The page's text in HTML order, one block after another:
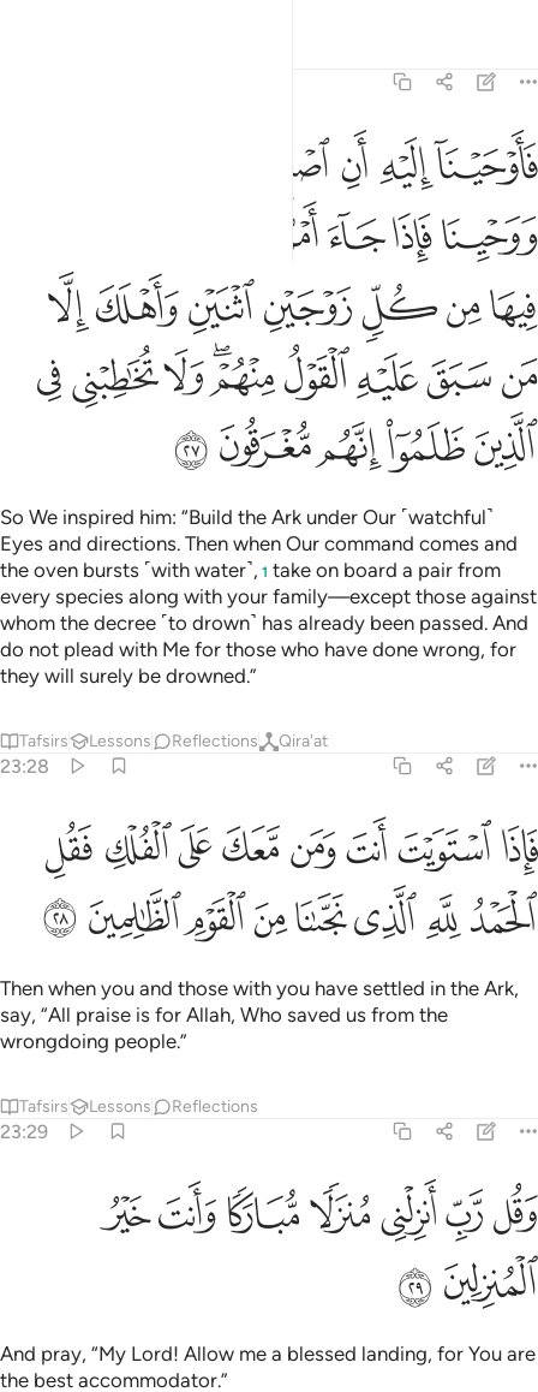
فاوحينا اليه ان اصنع الفلك باعيننا ووحينا فاذا جاء امرنا وفار
فَأَوْحَيْنَآ إِلَيْهِ أَنِ ٱصْنَعِ ٱلْفُلْكَ بِأَعْيُنِنَا وَوَحْيِنَا فَإِذَا جَآءَ أَمْرُنَا
ﲼﲽﲾﲿ
ﳂﳃﳄﳅ
ﳉﳊﳋﳌﳍﳎﳏ
ﳐﳑﳒﳓﳔﳕﳖﳗﳘ
ﳙﳚﳛﳜﳝ
So We inspired him: “Build the Ark under Our ˹watchful˺
Eyes and directions. Then when Our command comes and
the oven bursts ˹with water˺, 1 take on board a pair from
every species along with your family—except those against
whom the decree ˹to drown˺ has already been passed. And
do not plead with Me for those who have done wrong, for
they will surely be drowned.”
Tafsirs Lessons Reflections Qira'at
23:28
فاذا استويت انت ومن معك على الفلك فقل الحمد لله الذي نجانا من
فَإِذَا ٱسْتَوَيْتَ أَنتَ وَمَن مَّعَكَ عَلَى ٱلْفُلْكِ فَقُلِ ٱلْحَمْدُ لِلَّهِ
ﱁﱂﱃﱄﱅﱆﱇﱈ
ﱉﱊﱋﱌﱍﱎﱏﱐ
Then when you and those with you have settled in the Ark,
say, “All praise is for Allah, Who saved us from the
wrongdoing people.”
Tafsirs Lessons Reflections
23:29
وقل رب انزلني منزلا مباركا وانت خير المنزلين ٢٩
وَقُل رَّبِّ أَنزِلْنِى مُنزَلًۭا مُّبَارَكًۭا وَأَنتَ خَيْرُ ٱلْمُنزِلِينَ ٢٩
ﱑﱒﱓﱔﱕﱖﱗ
ﱘﱙ
And pray, “My Lord! Allow me a blessed landing, for You are
the best accommodator.”